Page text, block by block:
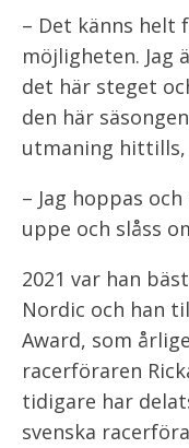
– Det känns
möjligheten.
det här steget
den här
utmaning hittills,
– Jag hoppas
uppe och slåss
2021 var han
Nordic och han
Award, som
racerföraren
tidigare har
svenska